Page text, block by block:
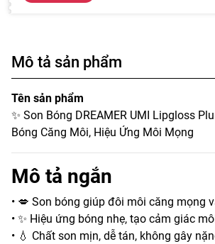
Mô tả sản phẩm
Tên sản phẩm
✨ Son Bóng DREAMER UMI Lipgloss
Bóng Căng Môi, Hiệu Ứng Môi Mọng
Mô tả ngắn
• 💋 Son bóng giúp đôi môi căng mọng
• ✨ Hiệu ứng bóng nhẹ, tạo cảm giác
• 💧 Chất son mịn, dễ tán, không gây